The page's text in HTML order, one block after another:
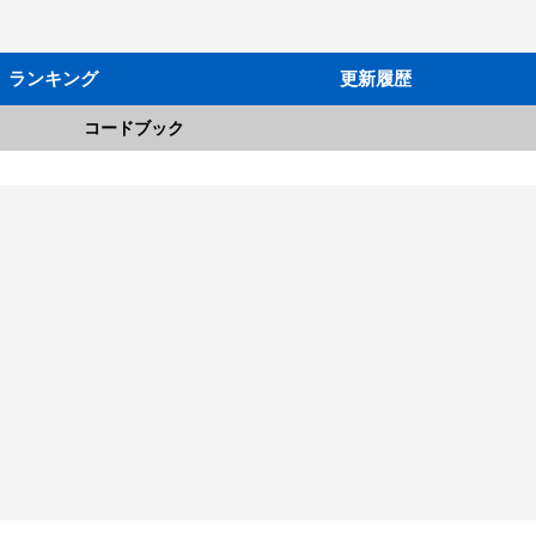
ランキング 更新履歴
コードブック